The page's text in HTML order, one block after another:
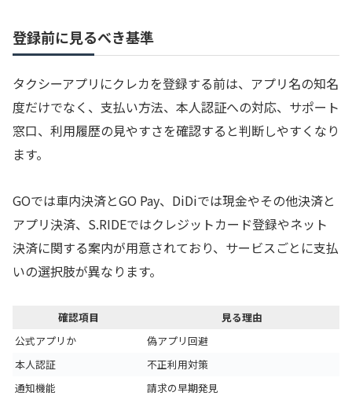
登録前に見るべき基準
タクシーアプリにクレカを登録する前は、アプリ名の知名
度だけでなく、支払い方法、本人認証への対応、サポート
窓口、利用履歴の見やすさを確認すると判断しやすくなり
ます。
GOでは車内決済とGO Pay、DiDiでは現金やその他決済と
アプリ決済、S.RIDEではクレジットカード登録やネット
決済に関する案内が用意されており、サービスごとに支払
いの選択肢が異なります。
確認項目
見る理由
公式アプリか
偽アプリ回避
本人認証
不正利用対策
通知機能
請求の早期発見